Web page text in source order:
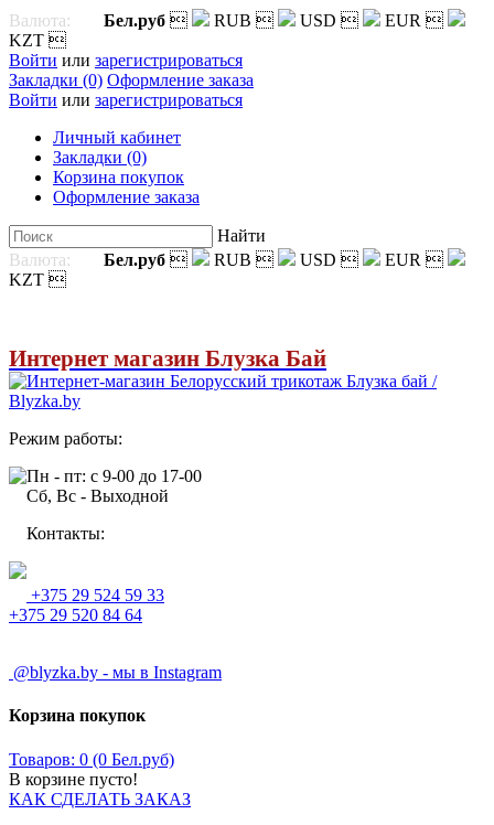
Валюта: Бел.руб  RUB  USD  EUR 
KZT 
Войти или зарегистрироваться
Закладки (0) Оформление заказа
Войти или зарегистрироваться
Личный кабинет
Закладки (0)
Корзина покупок
Оформление заказа
Найти
Валюта:
Бел.руб  RUB  USD  EUR 
KZT 
Интернет магазин Блузка Бай
Режим работы:
Пн - пт: с 9-00 до 17-00
Сб, Вс - Выходной
Контакты:
+375 29 524 59 33
+375 29 520 84 64
@blyzka.by - мы в Instagram
Корзина покупок
Товаров: 0 (0 Бел.руб)
В корзине пусто!
КАК СДЕЛАТЬ ЗАКАЗ